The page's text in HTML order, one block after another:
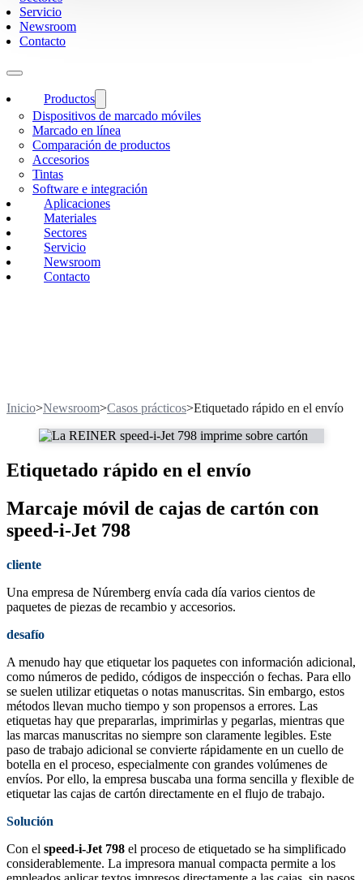
Servicio
Newsroom
Contacto
Productos
Dispositivos de marcado móviles
Marcado en línea
Comparación de productos
Accesorios
Tintas
Software e integración
Aplicaciones
Materiales
Sectores
Servicio
Newsroom
Contacto
Inicio>Newsroom>Casos prácticos>Etiquetado rápido en el envío
Etiquetado rápido en el envío
Marcaje móvil de cajas de cartón con
speed-i-Jet 798
cliente
Una empresa de Núremberg envía cada día varios cientos de
paquetes de piezas de recambio y accesorios.
desafío
A menudo hay que etiquetar los paquetes con información adicional,
como números de pedido, códigos de inspección o fechas. Para ello
se suelen utilizar etiquetas o notas manuscritas. Sin embargo, estos
métodos llevan mucho tiempo y son propensos a errores. Las
etiquetas hay que prepararlas, imprimirlas y pegarlas, mientras que
las marcas manuscritas no siempre son claramente legibles. Este
paso de trabajo adicional se convierte rápidamente en un cuello de
botella en el proceso, especialmente con grandes volúmenes de
envíos. Por ello, la empresa buscaba una forma sencilla y flexible de
etiquetar las cajas de cartón directamente en el flujo de trabajo.
Solución
Con el speed-i-Jet 798 el proceso de etiquetado se ha simplificado
considerablemente. La impresora manual compacta permite a los